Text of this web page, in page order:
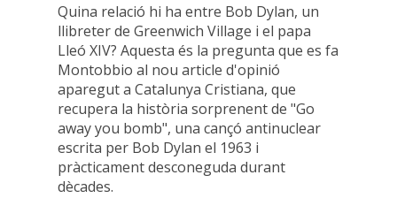
Quina relació hi ha entre Bob Dylan, un
llibreter de Greenwich Village i el papa
Lleó XIV? Aquesta és la pregunta que es fa
Montobbio al nou article d'opinió
aparegut a Catalunya Cristiana, que
recupera la història sorprenent de "Go
away you bomb", una cançó antinuclear
escrita per Bob Dylan el 1963 i
pràcticament desconeguda durant
dècades.